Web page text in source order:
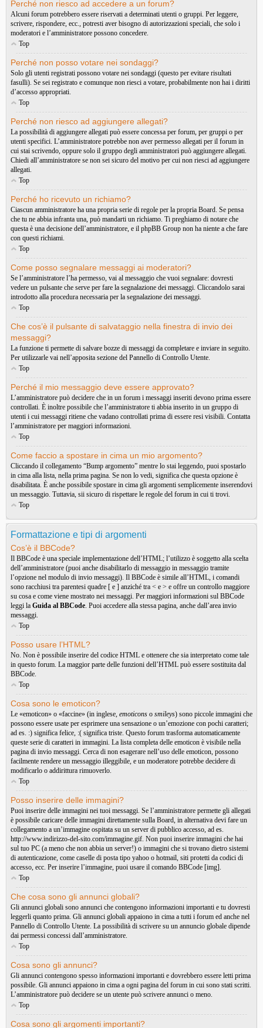
Perché non riesco ad accedere a un forum?
Alcuni forum potrebbero essere riservati a determinati utenti o gruppi. Per leggere,
scrivere, rispondere, ecc., potresti aver bisogno di autorizzazioni speciali, che solo i
moderatori e l’amministratore possono concedere.
Top
Perché non posso votare nei sondaggi?
Solo gli utenti registrati possono votare nei sondaggi (questo per evitare risultati
fasulli). Se sei registrato e comunque non riesci a votare, probabilmente non hai i diritti
d’accesso appropriati.
Top
Perché non riesco ad aggiungere allegati?
La possibilità di aggiungere allegati può essere concessa per forum, per gruppi o per
utenti specifici. L’amministratore potrebbe non aver permesso allegati per il forum in
cui stai scrivendo, oppure solo il gruppo degli amministratori può aggiungere allegati.
Chiedi all’amministratore se non sei sicuro del motivo per cui non riesci ad aggiungere
allegati.
Top
Perché ho ricevuto un richiamo?
Ciascun amministratore ha una propria serie di regole per la propria Board. Se pensa
che tu ne abbia infranta una, può mandarti un richiamo. Ti preghiamo di notare che
questa è una decisione dell’amministratore, e il phpBB Group non ha niente a che fare
con questi richiami.
Top
Come posso segnalare messaggi ai moderatori?
Se l’amministratore l’ha permesso, vai al messaggio che vuoi segnalare: dovresti
vedere un pulsante che serve per fare la segnalazione dei messaggi. Cliccandolo sarai
introdotto alla procedura necessaria per la segnalazione dei messaggi.
Top
Che cos’è il pulsante di salvataggio nella finestra di invio dei
messaggi?
La funzione ti permette di salvare bozze di messaggi da completare e inviare in seguito.
Per utilizzarle vai nell’apposita sezione del Pannello di Controllo Utente.
Top
Perché il mio messaggio deve essere approvato?
L’amministratore può decidere che in un forum i messaggi inseriti devono prima essere
controllati. È inoltre possibile che l’amministratore ti abbia inserito in un gruppo di
utenti i cui messaggi ritiene che vadano controllati prima di essere resi visibili. Contatta
l’amministratore per maggiori informazioni.
Top
Come faccio a spostare in cima un mio argomento?
Cliccando il collegamento “Bump argomento” mentre lo stai leggendo, puoi spostarlo
in cima alla lista, nella prima pagina. Se non lo vedi, significa che questa opzione è
disabilitata. È anche possibile spostare in cima gli argomenti semplicemente inserendovi
un messaggio. Tuttavia, sii sicuro di rispettare le regole del forum in cui ti trovi.
Top
Formattazione e tipi di argomenti
Cos’è il BBCode?
Il BBCode è una speciale implementazione dell’HTML; l’utilizzo è soggetto alla scelta
dell’amministratore (puoi anche disabilitarlo di messaggio in messaggio tramite
l’opzione nel modulo di invio messaggi). Il BBCode è simile all’HTML, i comandi
sono racchiusi tra parentesi quadre [ e ] anziché tra < e > e offre un controllo maggiore
su cosa e come viene mostrato nei messaggi. Per maggiori informazioni sul BBCode
leggi la Guida al BBCode. Puoi accedere alla stessa pagina, anche dall’area invio
messaggi.
Top
Posso usare l’HTML?
No. Non è possibile inserire del codice HTML e ottenere che sia interpretato come tale
in questo forum. La maggior parte delle funzioni dell’HTML può essere sostituita dal
BBCode.
Top
Cosa sono le emoticon?
Le «emoticon» o «faccine» (in inglese, emoticons o smileys) sono piccole immagini che
possono essere usate per esprimere una sensazione o un’emozione con pochi caratteri;
ad es. :) significa felice, :( significa triste. Questo forum trasforma automaticamente
queste serie di caratteri in immagini. La lista completa delle emoticon è visibile nella
pagina di invio messaggi. Cerca di non esagerare nell’uso delle emoticon, possono
facilmente rendere un messaggio illeggibile, e un moderatore potrebbe decidere di
modificarlo o addirittura rimuoverlo.
Top
Posso inserire delle immagini?
Puoi inserire delle immagini nei tuoi messaggi. Se l’amministratore permette gli allegati
è possibile caricare delle immagini direttamente sulla Board, in alternativa devi fare un
collegamento a un’immagine ospitata su un server di pubblico accesso, ad es.
http://www.indirizzo-del-sito.com/immagine.gif. Non puoi inserire immagini che hai
sul tuo PC (a meno che non abbia un server!) o immagini che si trovano dietro sistemi
di autenticazione, come caselle di posta tipo yahoo o hotmail, siti protetti da codici di
accesso, ecc. Per inserire l’immagine, puoi usare il comando BBCode [img].
Top
Che cosa sono gli annunci globali?
Gli annunci globali sono annunci che contengono informazioni importanti e tu dovresti
leggerli quanto prima. Gli annunci globali appaiono in cima a tutti i forum ed anche nel
Pannello di Controllo Utente. La possibilità di scrivere su un annuncio globale dipende
dai permessi concessi dall’amministratore.
Top
Cosa sono gli annunci?
Gli annunci contengono spesso informazioni importanti e dovrebbero essere letti prima
possibile. Gli annunci appaiono in cima a ogni pagina del forum in cui sono stati scritti.
L’amministratore può decidere se un utente può scrivere annunci o meno.
Top
Cosa sono gli argomenti importanti?